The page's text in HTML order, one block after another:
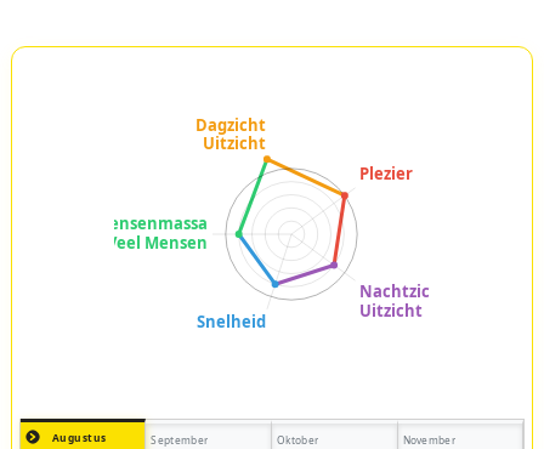
Augustus September Oktober November